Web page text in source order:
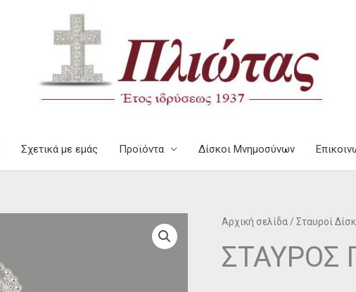
Σχετικά με εμάς Προϊόντα Δίσκοι Μνημοσύνων
Αρχική σελίδα / Σταυροί
ΣΤΑΥΡΟΣ
ΣΤΑΥΡΟΣ
ΣΤ18